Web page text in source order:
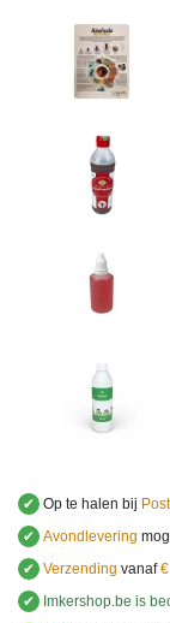
✔ Op te halen bij
✔ Avondlevering
✔ Verzending vanaf
✔
Imkershop.be is